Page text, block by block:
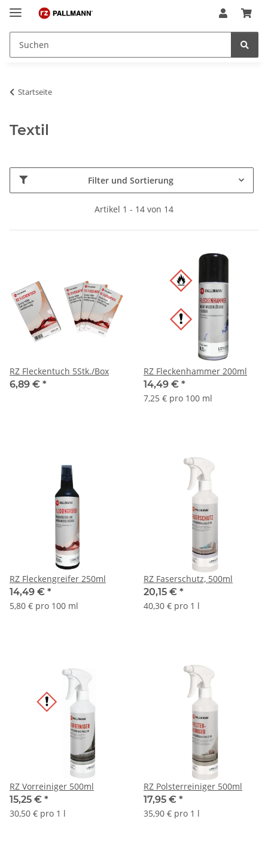
Startseite
Textil
Filter und Sortierung
Artikel 1 - 14 von 14
RZ Fleckentuch 5Stk./Box
6,89 € *
RZ Fleckenhammer 200ml
14,49 € *
7,25 € pro 100 ml
RZ Fleckengreifer 250ml
14,49 € *
5,80 € pro 100 ml
RZ Faserschutz, 500ml
20,15 € *
40,30 € pro 1 l
RZ Vorreiniger 500ml
15,25 € *
30,50 € pro 1 l
RZ Polsterreiniger 500ml
17,95 € *
35,90 € pro 1 l